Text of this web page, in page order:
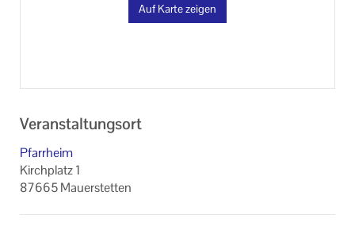
Auf Karte zeigen
Veranstaltungsort
Pfarrheim
Kirchplatz 1
87665 Mauerstetten